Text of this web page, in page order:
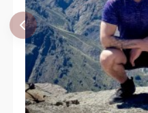
14/02/16
Daniel Perez
Joaquin
06/02/16
Karina
27/09/15
Daniel Perez
Joaquin